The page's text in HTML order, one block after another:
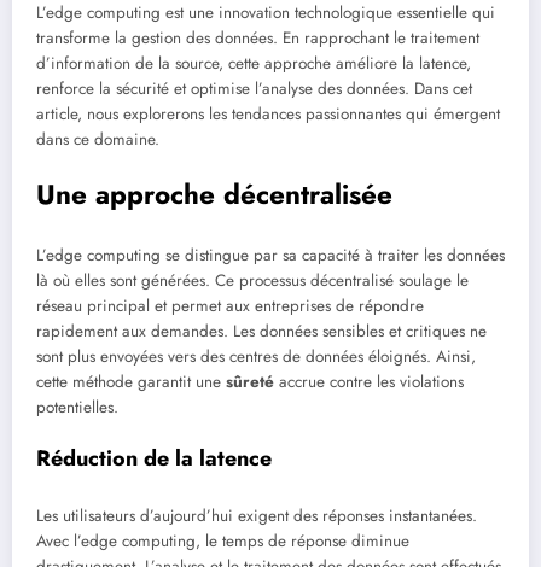
L’edge computing est une innovation technologique essentielle qui
transforme la gestion des données. En rapprochant le traitement
d’information de la source, cette approche améliore la latence,
renforce la sécurité et optimise l’analyse des données. Dans cet
article, nous explorerons les tendances passionnantes qui émergent
dans ce domaine.
Une approche décentralisée
L’edge computing se distingue par sa capacité à traiter les données
là où elles sont générées. Ce processus décentralisé soulage le
réseau principal et permet aux entreprises de répondre
rapidement aux demandes. Les données sensibles et critiques ne
sont plus envoyées vers des centres de données éloignés. Ainsi,
cette méthode garantit une sûreté accrue contre les violations
potentielles.
Réduction de la latence
Les utilisateurs d’aujourd’hui exigent des réponses instantanées.
Avec l’edge computing, le temps de réponse diminue